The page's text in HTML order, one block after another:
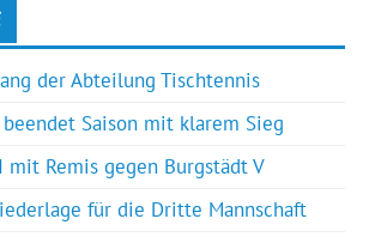
der Abteilung Tischtennis
beendet Saison mit klarem Sieg
mit Remis gegen Burgstädt V
für die Dritte Mannschaft